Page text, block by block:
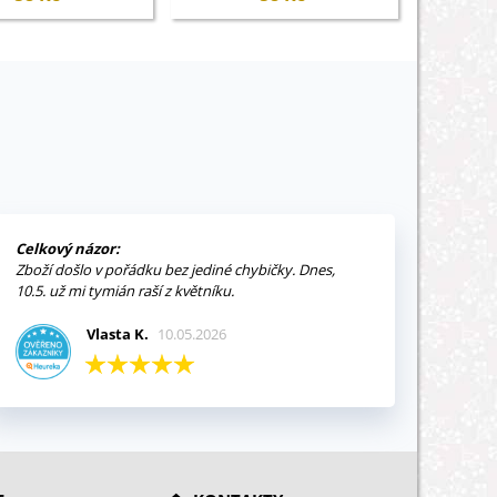
Celkový názor:
Zboží došlo v pořádku bez jediné chybičky. Dnes,
10.5. už mi tymián raší z květníku.
Vlasta K. 10.05.2026